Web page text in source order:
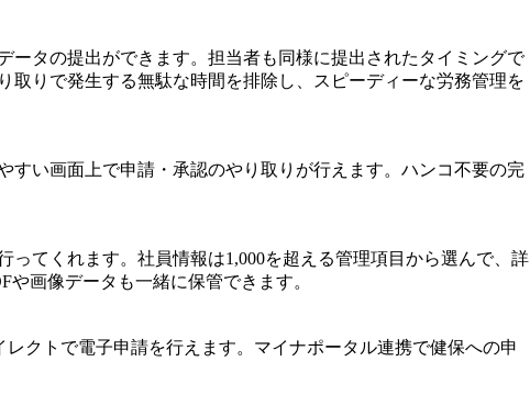
ータの提出ができます。担当者も同様に提出されたタイミングで
取りで発生する無駄な時間を排除し、スピーディーな労務管理を
すい画面上で申請・承認のやり取りが行えます。ハンコ不要の完
てくれます。社員情報は1,000を超える管理項目から選んで、詳
画像データも一緒に保管できます。
クトで電子申請を行えます。マイナポータル連携で健保への申